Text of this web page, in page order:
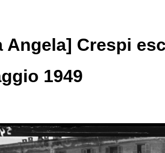
Angela] Crespi
1949